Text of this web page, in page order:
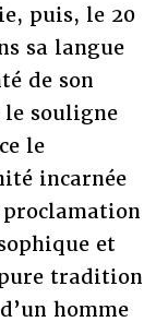
puis, le 20
sa langue
de son
souligne
le
incarnée
proclamation
et
tradition
homme